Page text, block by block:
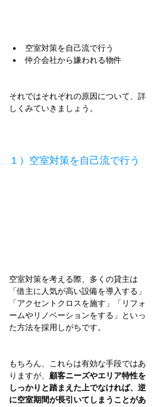
空室対策を自己流で行う
仲介会社から嫌われる物件
それではそれぞれの原因について、詳
しくみていきましょう。
１）空室対策を自己流で行う
空室対策を考える際、多くの貸主は
「借主に人気が高い設備を導入する」
「アクセントクロスを施す」「リフォ
ームやリノベーションをする」といっ
た方法を採用しがちです。
もちろん、これらは有効な手段ではあ
りますが、 顧客ニーズやエリア特性を
しっかりと踏まえた上でなければ、逆
に空室期間が長引いてしまうことがあ